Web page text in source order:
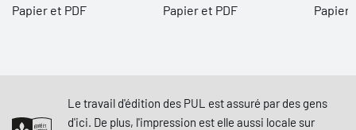
Papier et PDF
Papier et PDF
Papier
Le travail d'édition des PUL est assuré par des gens
d'ici. De plus, l'impression est elle aussi locale sur